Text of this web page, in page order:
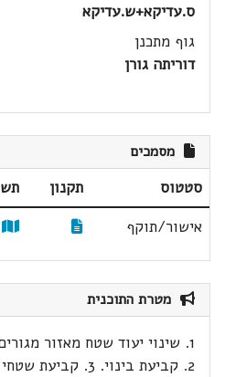
ס.עדיקא+ש.עדיקא
גוף מתכנן
דוריתה גורן
מסמכים
סטטוס תקנון
אישור/תוקף
מטרת התוכנית
2. קביעת בינוי. 3.